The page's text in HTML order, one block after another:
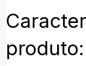
produto: